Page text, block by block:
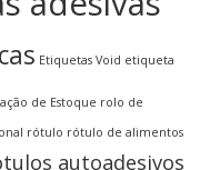
Etiquetas Void etiqueta
de Estoque rolo de
rótulo rótulo de alimentos
autoadesivos